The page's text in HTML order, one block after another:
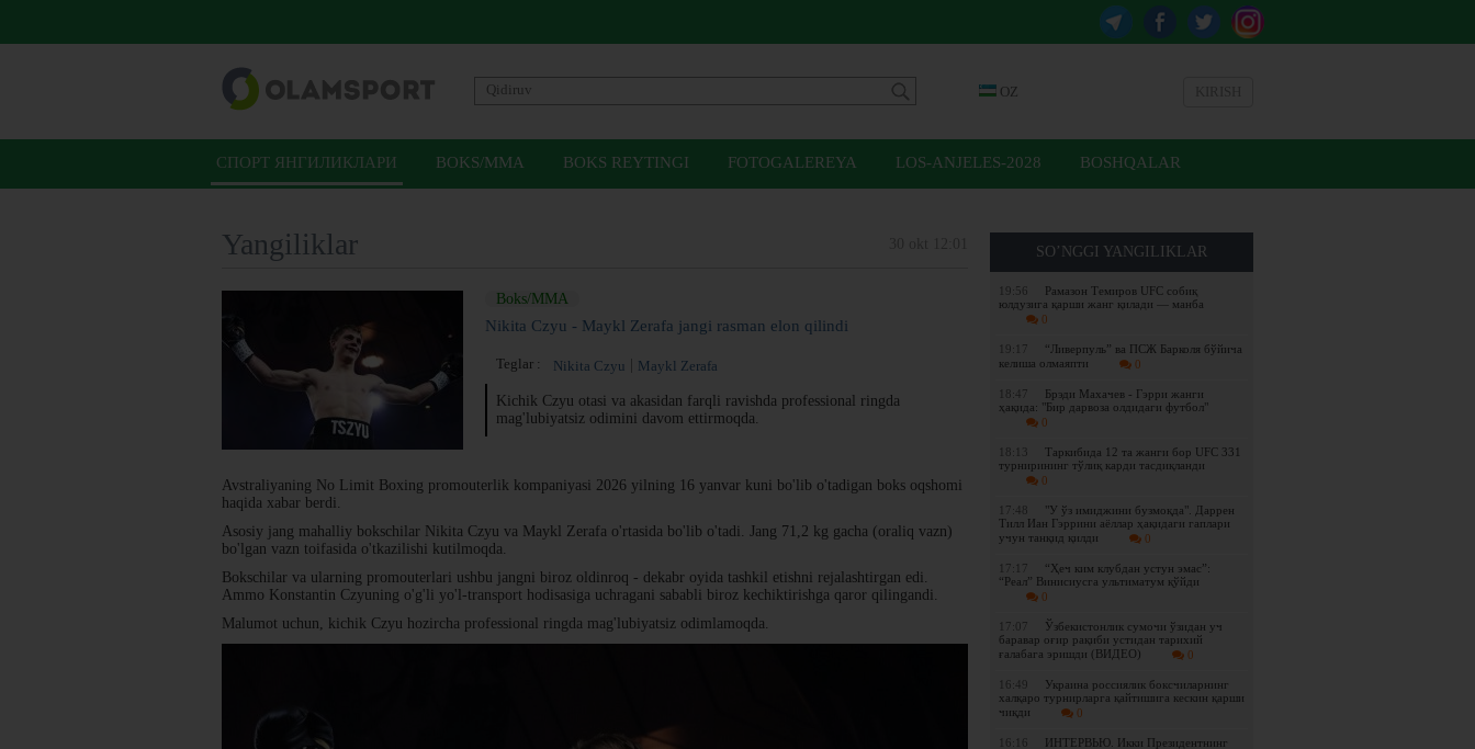
OZ
СПОРТ ЯНГИЛИКЛАРИ BOKS/MMA BOKS REYTINGI FOTOGALEREYA LOS-ANJELES-2028 BOSHQALAR
SO’NGGI YANGILIKLAR
19:56
Рамазон Темиров UFC собиқ
юлдузига қарши жанг қилади — манба
0
19:17
“Ливерпуль” ва ПСЖ Барколя бўйича
келиша олмаяпти
0
18:47
Брэди Махачев - Гэрри жанги
ҳақида: "Бир дарвоза олдидаги футбол"
0
18:13
Таркибида 12 та жанги бор UFC 331
турнирининг тўлиқ карди тасдиқланди
0
17:48
"У ўз имиджини бузмоқда". Даррен
Тилл Иан Гэррини аёллар ҳақидаги гаплари
учун танқид қилди
0
17:17
“Ҳеч ким клубдан устун эмас”:
“Реал” Винисиусга ультиматум қўйди
0
17:07
Ўзбекистонлик сумочи ўзидан уч
баравар оғир рақиби устидан тарихий
ғалабага эришди (ВИДЕО)
0
16:49
Украина россиялик боксчиларнинг
халқаро турнирларга қайтишига кескин қарши
чиқди
0
16:16
ИНТЕРВЬЮ. Икки Президентнинг
Yangiliklar
Boks/MMA
Nikita Czyu - Maykl Zerafa jangi rasman elon qilindi
Teglar : Nikita Czyu Maykl Zerafa
Kichik Czyu otasi va akasidan farqli ravishda professional ringda
mag'lubiyatsiz odimini davom ettirmoqda.
Avstraliyaning No Limit Boxing promouterlik kompaniyasi 2026 yilning 16 yanvar kuni bo'lib o'tadigan boks oqshomi
haqida xabar berdi.
Asosiy jang mahalliy bokschilar Nikita Czyu va Maykl Zerafa o'rtasida bo'lib o'tadi. Jang 71,2 kg gacha (oraliq vazn)
bo'lgan vazn toifasida o'tkazilishi kutilmoqda.
Bokschilar va ularning promouterlari ushbu jangni biroz oldinroq - dekabr oyida tashkil etishni rejalashtirgan edi.
Ammo Konstantin Czyuning o'g'li yo'l-transport hodisasiga uchragani sababli biroz kechiktirishga qaror qilingandi.
Malumot uchun, kichik Czyu hozircha professional ringda mag'lubiyatsiz odimlamoqda.